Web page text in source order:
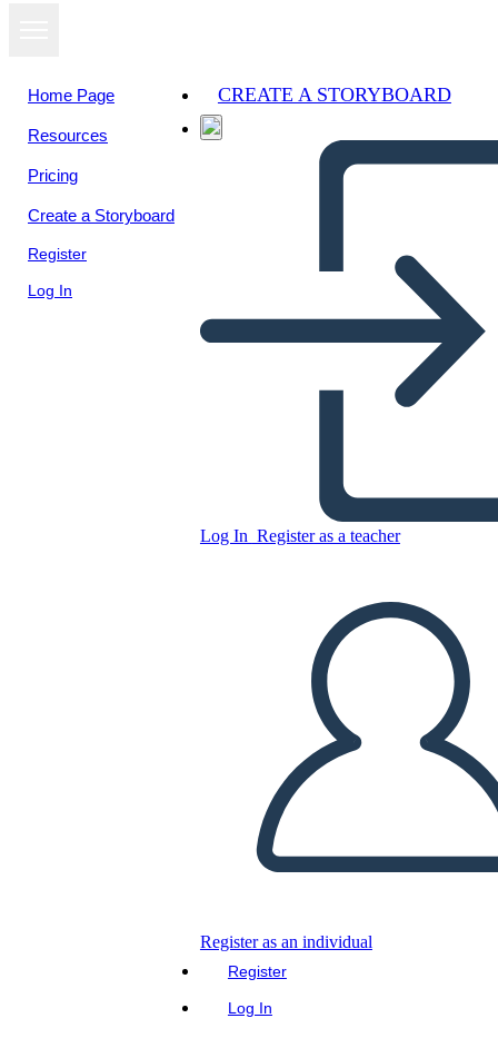
Home Page
Resources
Pricing
Create a Storyboard
Register
Log In
CREATE A STORYBOARD
Log In Register as a teacher
Register as an individual
Register
Log In
PLAY SLIDESHOW
READ TO ME